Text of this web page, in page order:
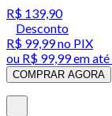
R$ 139,90
Desconto
R$ 99,99no PIX
ou R$ 99,99em até
COMPRAR AGORA